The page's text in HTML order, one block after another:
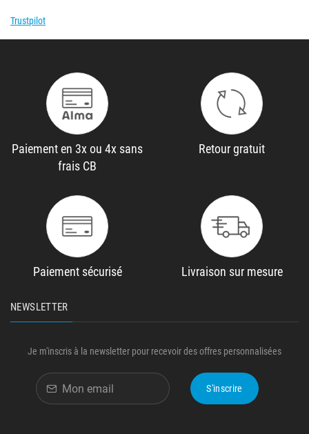
Trustpilot
Paiement en 3x ou 4x sans
frais CB
Retour gratuit
Paiement sécurisé Livraison sur mesure
NEWSLETTER
Je m'inscris à la newsletter pour recevoir des offres personnalisées
S'inscrire